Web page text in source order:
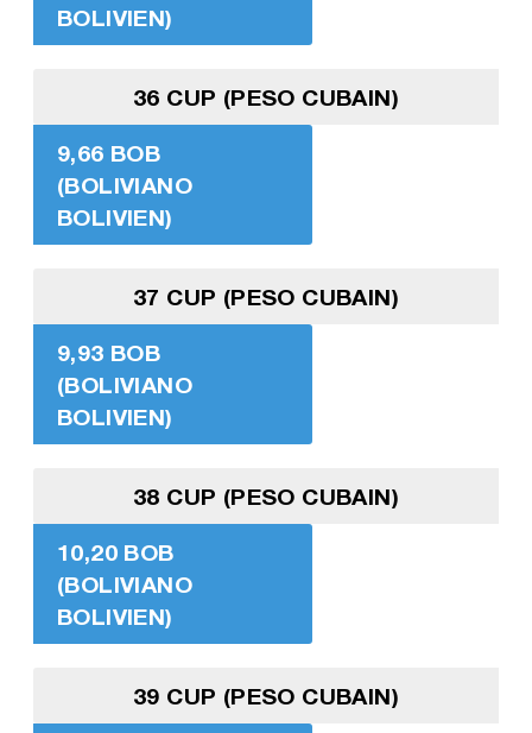
BOLIVIEN)
36 CUP (PESO CUBAIN)
9,66 BOB
(BOLIVIANO
BOLIVIEN)
37 CUP (PESO CUBAIN)
9,93 BOB
(BOLIVIANO
BOLIVIEN)
38 CUP (PESO CUBAIN)
10,20 BOB
(BOLIVIANO
BOLIVIEN)
39 CUP (PESO CUBAIN)